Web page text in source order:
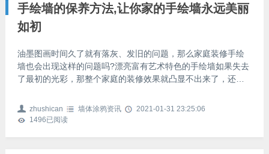
纲的轮廓，要注意线
手绘墙的保养方法,让你家的手绘墙永远美丽
如初
油墨图画时间久了就有落灰、发旧的问题，那么家庭装修手绘
墙也会出现这样的问题吗?漂亮富有艺术特色的手绘墙如果失去
了最初的光彩，那整个家庭的装修效果就凸显不出来了，还可
的保养方法，让你家的手绘墙永远美丽如初。1、手绘墙保养方
法——涂蜡可以在手绘墙的墙体涂一层自然蜂蜡，这种蜡能有
zhushican 墙体涂鸦资讯
2021-01-31 23:25:06
1496已阅读